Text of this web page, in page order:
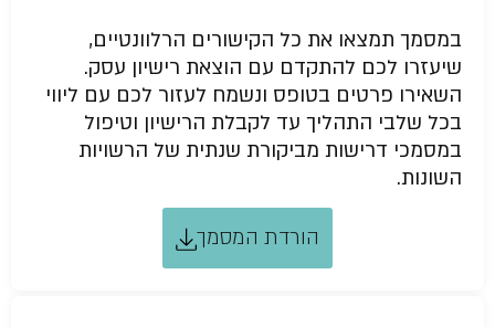
במסמך תמצאו את כל הקישורים הרלוונטיים,
שיעזרו לכם להתקדם עם הוצאת רישיון עסק.
השאירו פרטים בטופס ונשמח לעזור לכם עם ליווי
בכל שלבי התהליך עד לקבלת הרישיון וטיפול
במסמכי דרישות מביקורת שנתית של הרשויות
השונות.
הורדת המסמך